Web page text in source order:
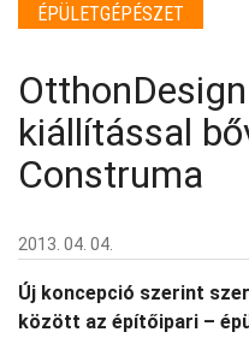
ÉPÜLETGÉPÉSZET
kiállítással
Construma
2013. 04. 04.
Új koncepció szerint
között az építőipari –